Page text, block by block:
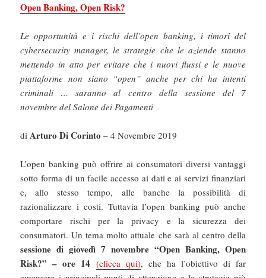
Open Banking, Open Risk?
Le opportunità e i rischi dell’open banking, i timori del
cybersecurity manager, le strategie che le aziende stanno
mettendo in atto per evitare che i nuovi flussi e le nuove
piattaforme non siano “open” anche per chi ha intenti
criminali … saranno al centro della sessione del 7
novembre del Salone dei Pagamenti
diArturo Di Corinto – 4 Novembre 2019
L’open banking può offrire ai consumatori diversi vantaggi
sotto forma di un facile accesso ai dati e ai servizi finanziari
e, allo stesso tempo, alle banche la possibilità di
razionalizzare i costi. Tuttavia l’open banking può anche
comportare rischi per la privacy e la sicurezza dei
consumatori. Un tema molto attuale che sarà al centro della
sessione di giovedì 7 novembre “Open Banking, Open
Risk?” – ore 14 (clicca qui), che ha l’obiettivo di far